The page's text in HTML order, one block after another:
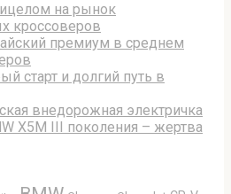
на рынок
кроссоверов
премиум в среднем
старт и долгий путь в
внедорожная электричка
X5M III поколения – жертва